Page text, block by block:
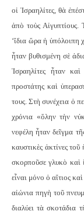
οἱ Ἰσραηλίτες, θὰ
ἀπὸ τοὺς
‘ἴδια ὥρα ἡ ὑπόλοιπη
ἦταν βυθισμένη σὲ
Ἰσραηλίτες ἦταν
προστάτης καὶ
τους. Στὴ συνέχεια ὁ
χρόνια «ὅλην τὴν
νεφέλη ἦταν δεῖγμα
καυστικὲς ἀκτίνες
σκορποῦσε γλυκὸ καὶ
εἶναι μόνο ὁ αἴτιος
αἰώνια πηγὴ τοῦ
διαλύει τὰ σκοτάδια